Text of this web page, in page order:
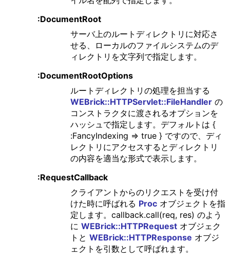
:DocumentRoot
サーバ上のルートディレクトリに対応さ
せる、ローカルのファイルシステムのデ
ィレクトリを文字列で指定します。
:DocumentRootOptions
ルートディレクトリの処理を担当する
WEBrick::HTTPServlet::FileHandlerの
コンストラクタに渡されるオプションを
ハッシュで指定します。デフォルトは {
:FancyIndexing => true } ですので、ディ
レクトリにアクセスするとディレクトリ
の内容を適当な形式で表示します。
:RequestCallback
クライアントからのリクエストを受け付
けた時に呼ばれる Procオブジェクトを指
定します。callback.call(req, res) のよう
に WEBrick::HTTPRequestオブジェク
トと WEBrick::HTTPResponse オブジ
ェクトを引数として呼ばれます。